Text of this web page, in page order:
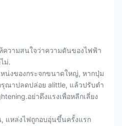
ความสนใจว่าความดันของไฟฟ้า
ม่.
น่งของกระจกขนาดใหญ่, หากปุ่ม
ณาปลดปล่อย alittle, แล้วปรับตํา
อย่าดึงแรงเพื่อหลีกเลี่ยง
แหล่งไฟถูกอบอุ่นขึ้นครั้งแรก